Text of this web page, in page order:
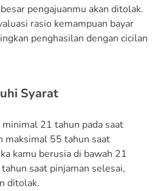
pengajuanmu akan ditolak.
rasio kemampuan bayar
penghasilan dengan cicilan
Syarat
21 tahun pada saat
maksimal 55 tahun saat
kamu berusia di bawah 21
saat pinjaman selesai,
ditolak.